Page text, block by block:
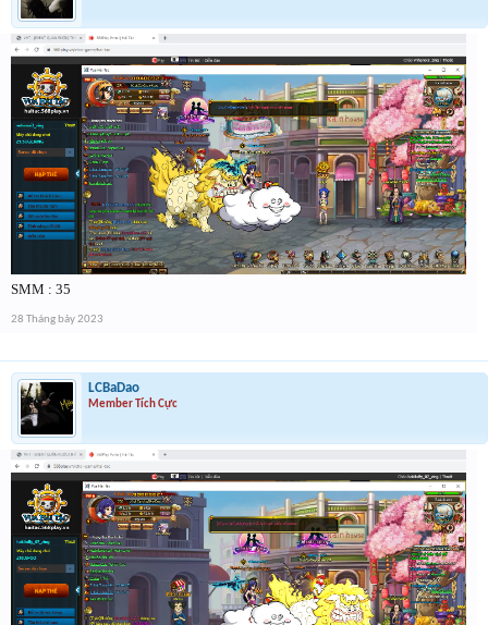
SMM : 35
28 Tháng bảy 2023
LCBaDao
Member Tích Cực